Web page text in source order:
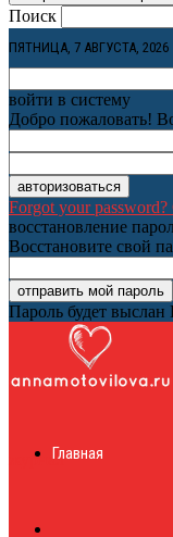
Поиск
ПЯТНИЦА, 7 АВГУСТА, 2026
войти в систему
Добро пожаловать!
Forgot your password?
восстановление
Восстановите свой
Пароль будет
журналГлавная